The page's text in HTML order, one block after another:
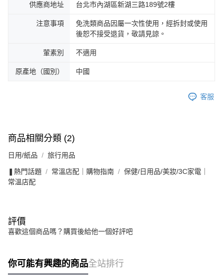
供應商地址 台北市內湖區新湖三路189號2樓
注意事項
免洗類商品因屬一次性使用，經拆封或使用
後恕不接受退貨，敬請見諒。
葷素別 不適用
原產地（國別） 中國
客服
商品相關分類 (2)
日用/紙品 旅行用品
❚熱門話題 常溫店配｜購物指南
保健/日用品/美妝/3C家電｜
常溫店配
評價
喜歡這個商品嗎？購買後給他一個好評吧
你可能有興趣的商品全站排行